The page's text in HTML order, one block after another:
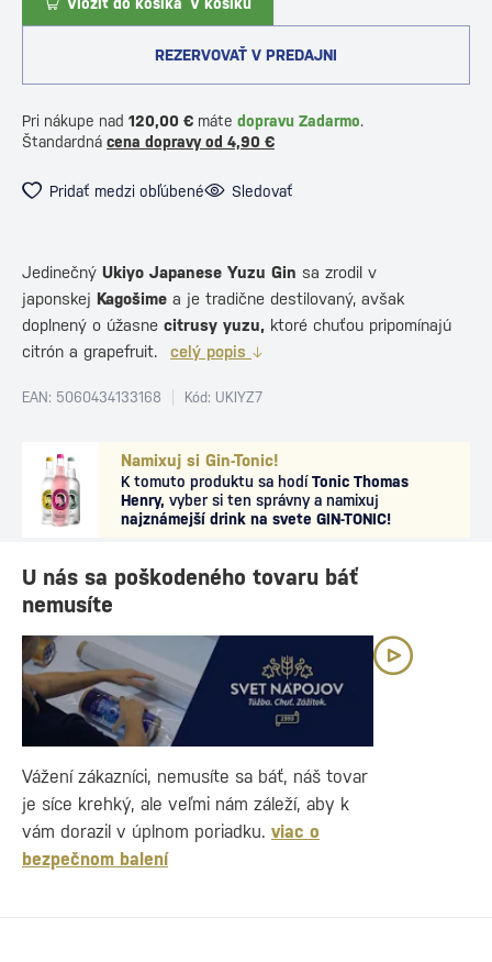
REZERVOVAŤ V PREDAJNI
Pri nákupe nad 120,00 € máte dopravu Zadarmo.
Štandardná cena dopravy od 4,90 €
Pridať medzi obľúbené Sledovať
Namixuj si Gin-Tonic!
K tomuto produktu sa hodíTonic Thomas
Henry, vyber si ten správny a namixuj
najznámejší drink na svete GIN-TONIC!
Jedinečný Ukiyo Japanese Yuzu Gin sa zrodil v
japonskej Kagošime a je tradične destilovaný, avšak
doplnený o úžasne citrusy yuzu, ktoré chuťou pripomínajú
citrón a grapefruit.
celý popis
EAN: 5060434133168 Kód: UKIYZ7
U nás sa poškodeného tovaru báť
nemusíte
Vážení zákazníci, nemusíte sa báť, náš tovar
je síce krehký, ale veľmi nám záleží, aby k
vám dorazil v úplnom poriadku. viac o
bezpečnom balení